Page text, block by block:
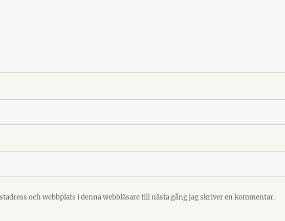
och webbplats i denna webbläsare till nästa gång jag skriver en kommentar.